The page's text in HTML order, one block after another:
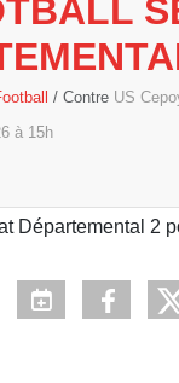
/ Contre US
à 15h
Départemental 2